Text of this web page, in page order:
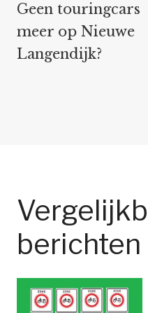
navigatie
Geen touringcars
meer op Nieuwe
Langendijk?
berichten